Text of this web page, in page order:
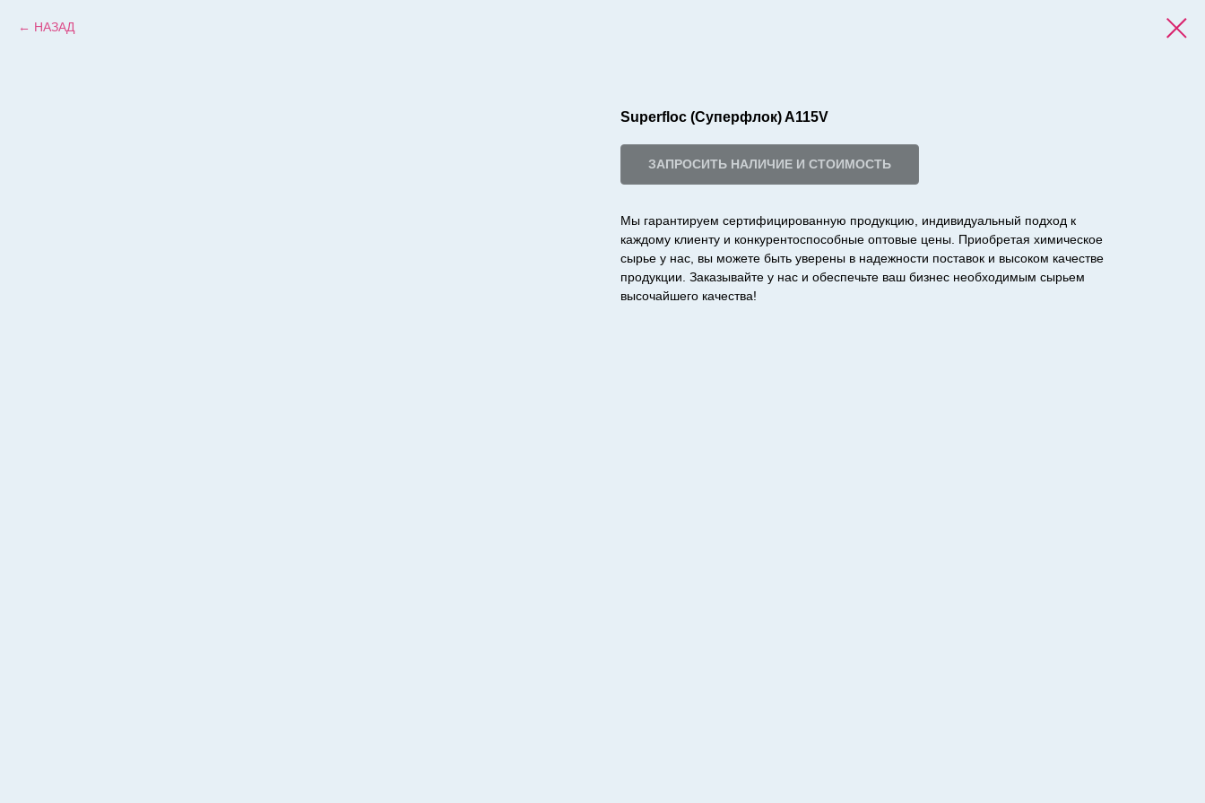
НАЗАД
Superfloc (Суперфлок) A115V
ЗАПРОСИТЬ НАЛИЧИЕ И СТОИМОСТЬ
Мы гарантируем сертифицированную продукцию, индивидуальный подход к
каждому клиенту и конкурентоспособные оптовые цены. Приобретая химическое
сырье у нас, вы можете быть уверены в надежности поставок и высоком качестве
продукции. Заказывайте у нас и обеспечьте ваш бизнес необходимым сырьем
высочайшего качества!